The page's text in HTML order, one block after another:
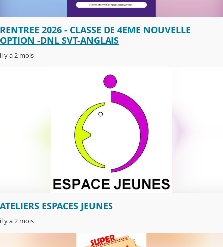
RENTREE 2026 - CLASSE DE 4EME NOUVELLE
OPTION -DNL SVT-ANGLAIS
il y a 2 mois
ATELIERS ESPACES JEUNES
il y a 2 mois